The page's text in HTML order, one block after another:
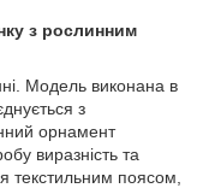
з рослинним
Модель виконана в
з
орнамент
виразність та
текстильним поясом,